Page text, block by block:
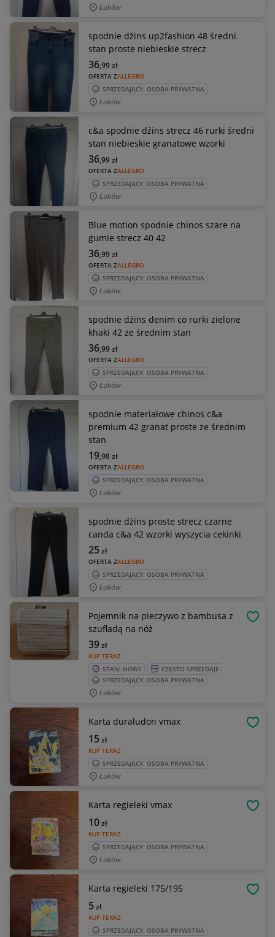
Łuków
spodnie dżins up2fashion 48 średni
stan proste niebieskie strecz
OFERTA ZALLEGRO
36,99zł
SPRZEDAJĄCY: OSOBA PRYWATNA
Łuków
c&a spodnie dżins strecz 46 rurki średni
stan niebieskie granatowe wzorki
OFERTA ZALLEGRO
36,99zł
SPRZEDAJĄCY: OSOBA PRYWATNA
Łuków
Blue motion spodnie chinos szare na
gumie strecz 40 42
OFERTA ZALLEGRO
36,99zł
SPRZEDAJĄCY: OSOBA PRYWATNA
Łuków
spodnie dżins denim co rurki zielone
khaki 42 ze średnim stan
OFERTA ZALLEGRO
36,99zł
SPRZEDAJĄCY: OSOBA PRYWATNA
Łuków
spodnie materiałowe chinos c&a
premium 42 granat proste ze średnim
stan
OFERTA ZALLEGRO
19,98zł
SPRZEDAJĄCY: OSOBA PRYWATNA
Łuków
spodnie dżins proste strecz czarne
canda c&a 42 wzorki wyszycia cekinki
OFERTA ZALLEGRO
25zł
SPRZEDAJĄCY: OSOBA PRYWATNA
Łuków
Pojemnik na pieczywo z bambusa z
szufladą na nóż
KUP TERAZ
39zł
STAN: NOWY
CZĘSTO SPRZEDAJE
SPRZEDAJĄCY: OSOBA PRYWATNA
Łuków
Karta duraludon vmax
KUP TERAZ
15zł
SPRZEDAJĄCY: OSOBA PRYWATNA
Łuków
Karta regieleki vmax
KUP TERAZ
10zł
SPRZEDAJĄCY: OSOBA PRYWATNA
Łuków
Karta regieleki 175/195
KUP TERAZ
5zł
SPRZEDAJĄCY: OSOBA PRYWATNA